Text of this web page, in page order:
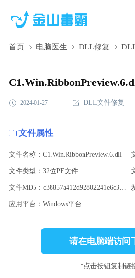
首页 电脑医生 DLL修复
2024-01-27 DLL文件修复
文件属性
文件名称：C1.Win.RibbonPreview.6.dll
文件类型：32位PE文件
文件MD5：c38857a412d92802241e6c3539ac1b5a
应用平台：Windows平台
请在电脑端访问
*点击按钮复制链